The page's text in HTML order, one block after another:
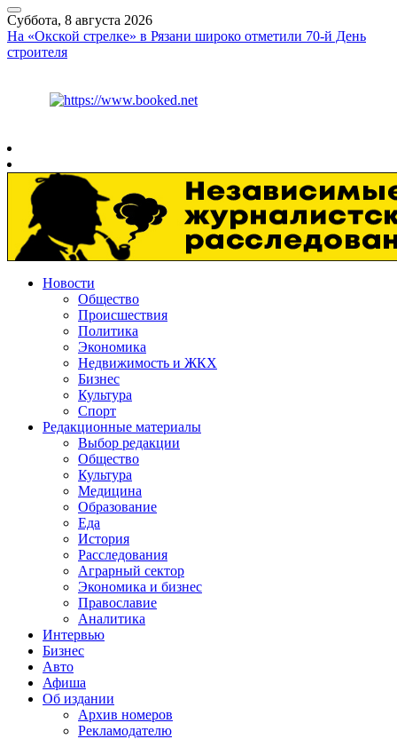
Суббота, 8 августа 2026
На «Окской стрелке» в Рязани широко отметили 70-й День
строителя
Новости
Общество
Происшествия
Политика
Экономика
Недвижимость и ЖКХ
Бизнес
Культура
Спорт
Редакционные материалы
Выбор редакции
Общество
Культура
Медицина
Образование
Еда
История
Расследования
Аграрный сектор
Экономика и бизнес
Православие
Аналитика
Интервью
Бизнес
Авто
Афиша
Об издании
Архив номеров
Рекламодателю